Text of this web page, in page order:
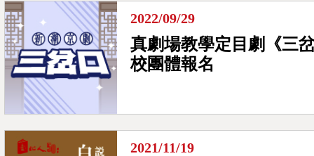
2022/09/29
真劇場教學定目劇《三
校團體報名
2021/11/19